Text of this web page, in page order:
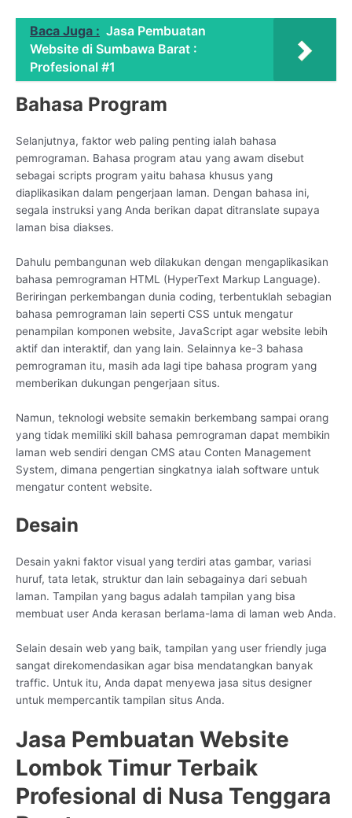
Baca Juga : Jasa Pembuatan
Website di Sumbawa Barat :
Profesional #1
Bahasa Program
Selanjutnya, faktor web paling penting ialah bahasa
pemrograman. Bahasa program atau yang awam disebut
sebagai scripts program yaitu bahasa khusus yang
diaplikasikan dalam pengerjaan laman. Dengan bahasa ini,
segala instruksi yang Anda berikan dapat ditranslate supaya
laman bisa diakses.
Dahulu pembangunan web dilakukan dengan mengaplikasikan
bahasa pemrograman HTML (HyperText Markup Language).
Beriringan perkembangan dunia coding, terbentuklah sebagian
bahasa pemrograman lain seperti CSS untuk mengatur
penampilan komponen website, JavaScript agar website lebih
aktif dan interaktif, dan yang lain. Selainnya ke-3 bahasa
pemrograman itu, masih ada lagi tipe bahasa program yang
memberikan dukungan pengerjaan situs.
Namun, teknologi website semakin berkembang sampai orang
yang tidak memiliki skill bahasa pemrograman dapat membikin
laman web sendiri dengan CMS atau Conten Management
System, dimana pengertian singkatnya ialah software untuk
mengatur content website.
Desain
Desain yakni faktor visual yang terdiri atas gambar, variasi
huruf, tata letak, struktur dan lain sebagainya dari sebuah
laman. Tampilan yang bagus adalah tampilan yang bisa
membuat user Anda kerasan berlama-lama di laman web Anda.
Selain desain web yang baik, tampilan yang user friendly juga
sangat direkomendasikan agar bisa mendatangkan banyak
traffic. Untuk itu, Anda dapat menyewa jasa situs designer
untuk mempercantik tampilan situs Anda.
Jasa Pembuatan Website
Lombok Timur Terbaik
Profesional di Nusa Tenggara